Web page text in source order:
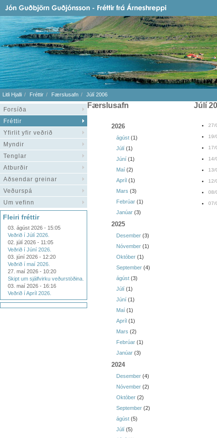
Litli Hjalli Fréttir Færslusafn Júlí 2006
Forsíða
Fréttir
Yfirlit yfir veðrið
Myndir
Tenglar
Atburðir
Aðsendar greinar
Veðurspá
Um vefinn
Fleiri fréttir
03. ágúst 2026 - 15:05
Veðrið í Júlí 2026.
02. júlí 2026 - 11:05
Veðrið í Júní 2026.
03. júní 2026 - 12:20
Veðrið í maí 2026.
27. maí 2026 - 10:20
Skipt um sjálfvirku veðurstöðina.
03. maí 2026 - 16:16
Veðrið í Apríl 2026.
Færslusafn
2026
ágúst (1)
Júlí (1)
Júní (1)
Maí (2)
Apríl (1)
Mars (3)
Febrúar (1)
Janúar (3)
2025
Desember (3)
Nóvember (1)
Október (1)
September (4)
ágúst (3)
Júlí (1)
Júní (1)
Maí (1)
Apríl (1)
Mars (2)
Febrúar (1)
Janúar (3)
2024
Desember (4)
Nóvember (2)
Október (2)
September (2)
ágúst (5)
Júlí (5)
júlí
27/
19/
17/
14/
13/
12/
08/
07/